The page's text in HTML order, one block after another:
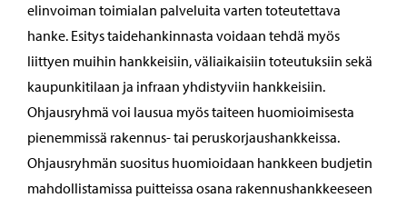
elinvoiman toimialan palveluita varten toteutettava
hanke. Esitys taidehankinnasta voidaan tehdä myös
liittyen muihin hankkeisiin, väliaikaisiin toteutuksiin sekä
kaupunkitilaan ja infraan yhdistyviin hankkeisiin.
Ohjausryhmä voi lausua myös taiteen huomioimisesta
pienemmissä rakennus- tai peruskorjaushankkeissa.
Ohjausryhmän suositus huomioidaan hankkeen budjetin
mahdollistamissa puitteissa osana rakennushankkeeseen